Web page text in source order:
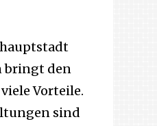
bringt den
Vorteile.
sind